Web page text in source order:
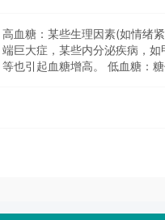
高血糖：某些生理因素(如情绪
端巨大症，某些内分泌疾病，
等也引起血糖增高。 低血糖：